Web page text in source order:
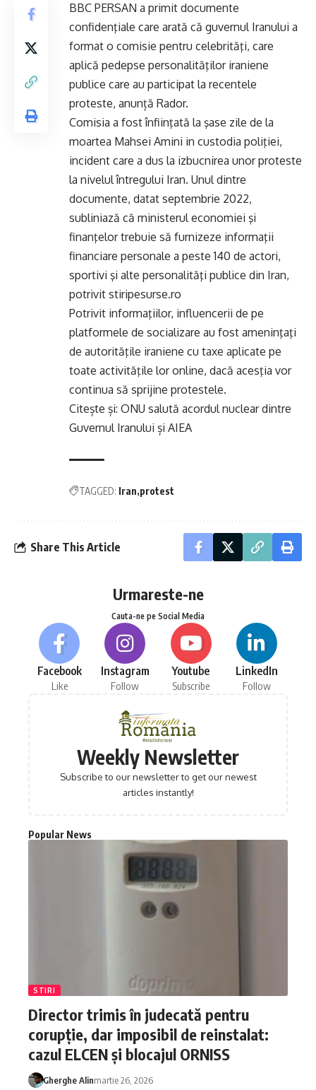
BBC PERSAN a primit documente
confidenţiale care arată că guvernul Iranului a
format o comisie pentru celebrităţi, care
aplică pedepse personalităţilor iraniene
publice care au participat la recentele
proteste, anunță Rador.
Comisia a fost înfiinţată la şase zile de la
moartea Mahsei Amini in custodia poliţiei,
incident care a dus la izbucnirea unor proteste
la nivelul întregului Iran. Unul dintre
documente, datat septembrie 2022,
subliniază că ministerul economiei şi
finanţelor trebuie să furnizeze informaţii
financiare personale a peste 140 de actori,
sportivi şi alte personalităţi publice din Iran,
potrivit stiripesurse.ro
Potrivit informaţiilor, influencerii de pe
platformele de socializare au fost ameninţaţi
de autorităţile iraniene cu taxe aplicate pe
toate activităţile lor online, dacă acesţia vor
continua să sprijine protestele.
Citește și: ONU salută acordul nuclear dintre
Guvernul Iranului și AIEA
TAGGED: Iran protest
Share This Article
Urmareste-ne
Cauta-ne pe Social Media
Facebook
Like
Instagram
Follow
Youtube
Subscribe
LinkedIn
Follow
Weekly Newsletter
Subscribe to our newsletter to get our newest
articles instantly!
Popular News
STIRI
Director trimis în judecată pentru
corupție, dar imposibil de reinstalat:
cazul ELCEN și blocajul ORNISS
Gherghe Alinmartie 26, 2026